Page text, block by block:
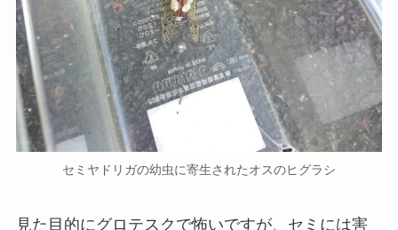
セミヤドリガの幼虫に寄生されたオスのヒグラシ
見た目的にグロテスクで怖いですが、セミには害